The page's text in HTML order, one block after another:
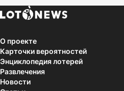
О проекте
Карточки вероятностей
Энциклопедия лотерей
Развлечения
Новости